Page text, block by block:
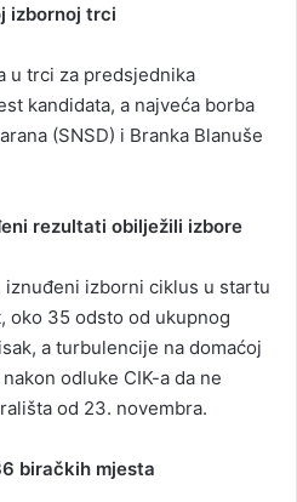
izbornoj trci
u trci za predsjednika
kandidata, a najveća borba
(SNSD) i Branka Blanuše
rezultati obilježili izbore
iznuđeni izborni ciklus u startu
oko 35 odsto od ukupnog
a turbulencije na domaćoj
odluke CIK-a da ne
od 23. novembra.
biračkih mjesta